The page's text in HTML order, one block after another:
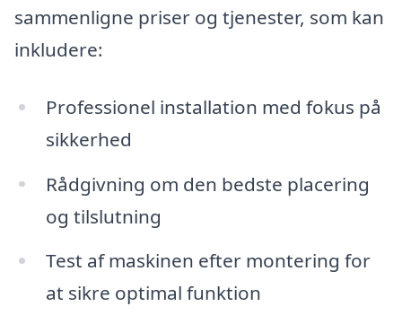
sammenligne priser og tjenester, som kan
inkludere:
Professionel installation med fokus på
sikkerhed
Rådgivning om den bedste placering
og tilslutning
Test af maskinen efter montering for
at sikre optimal funktion